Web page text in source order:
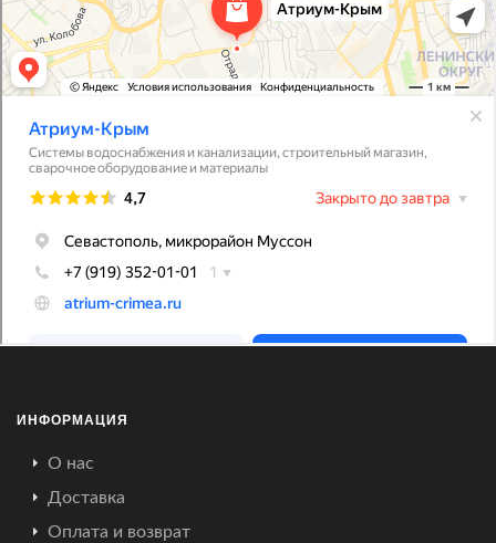
ИНФОРМАЦИЯ
О нас
Доставка
Оплата и возврат